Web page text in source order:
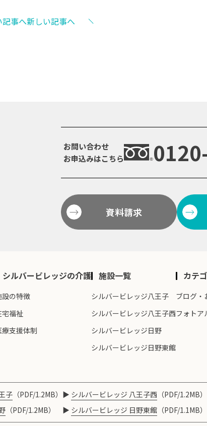
記事へ新しい記事へ
お問い合わせ
お申込みはこちら
資料請求
シルバービレッジの介護
設の特徴
宅福祉
療支援体制
施設一覧
シルバービレッジ八王子
シルバービレッジ八王子西
シルバービレッジ日野
シルバービレッジ日野東館
カテ
ブログ・
フォトア
子 （PDF/1.2MB）
（PDF/1.2MB）
シルバービレッジ 八王子西（PDF/1.2MB）
シルバービレッジ 日野東館（PDF/1.1MB）